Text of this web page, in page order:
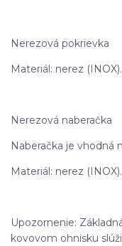
Nerezová pokrievka
Materiál: nerez (INOX).
Nerezová naberačka
Naberačka je vhodná
Materiál: nerez (INOX).
Upozornenie:
kovovom ohnisku